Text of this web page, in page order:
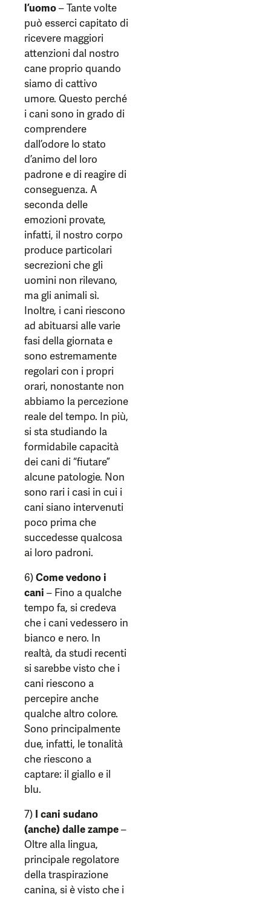
l’uomo– Tante volte
può esserci capitato di
ricevere maggiori
attenzioni dal nostro
cane proprio quando
siamo di cattivo
umore. Questo perché
i cani sono in grado di
comprendere
dall’odore lo stato
d’animo del loro
padrone e di reagire di
conseguenza. A
seconda delle
emozioni provate,
infatti, il nostro corpo
produce particolari
secrezioni che gli
uomini non rilevano,
ma gli animali sì.
Inoltre, i cani riescono
ad abituarsi alle varie
fasi della giornata e
sono estremamente
regolari con i propri
orari, nonostante non
abbiamo la percezione
reale del tempo. In più,
si sta studiando la
formidabile capacità
dei cani di “fiutare”
alcune patologie. Non
sono rari i casi in cui i
cani siano intervenuti
poco prima che
succedesse qualcosa
ai loro padroni.
6)Come vedono i
cani – Fino a qualche
tempo fa, si credeva
che i cani vedessero in
bianco e nero. In
realtà, da studi recenti
si sarebbe visto che i
cani riescono a
percepire anche
qualche altro colore.
Sono principalmente
due, infatti, le tonalità
che riescono a
captare: il giallo e il
blu.
7) I cani sudano
(anche) dalle zampe–
Oltre alla lingua,
principale regolatore
della traspirazione
canina, si è visto che i